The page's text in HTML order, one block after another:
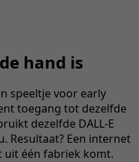
hand is
speeltje voor early
toegang tot dezelfde
dezelfde DALL-E
Resultaat? Een internet
uit één fabriek komt.